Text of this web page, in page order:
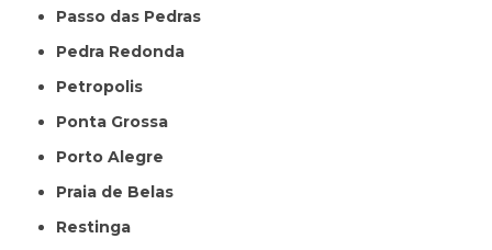
Passo das Pedras
Pedra Redonda
Petropolis
Ponta Grossa
Porto Alegre
Praia de Belas
Restinga